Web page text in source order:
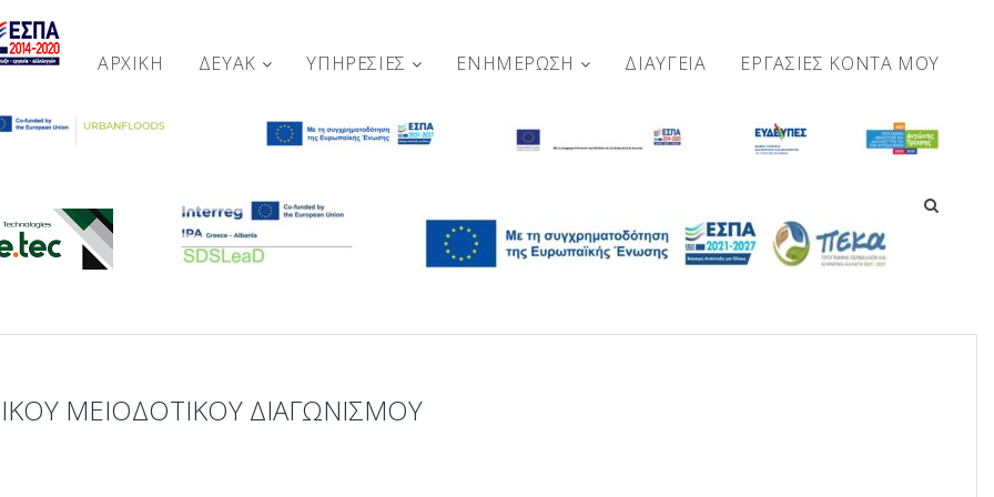
ΑΡΧΙΚΉ ΔΕΥΑΚ ΥΠΗΡΕΣΙΕΣ ΕΝΗΜΕΡΩΣΗ ΔΙΑΥΓΕΙΑ ΕΡΓΑΣΊΕΣ ΚΟΝΤΆ ΜΟΥ
ΜΕΙΟΔΟΤΙΚΟΥ ΔΙΑΓΩΝΙΣΜΟΥ